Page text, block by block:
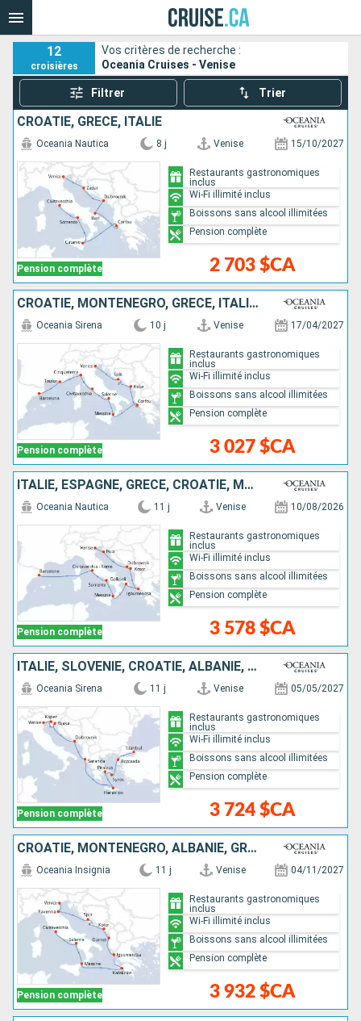
12
croisières
Vos critères de recherche :
Oceania Cruises - Venise
Filtrer Trier
CROATIE, GRÈCE, ITALIE
Pension complète
Oceania Nautica 8 j Venise 15/10/2027
2 703 $CA
Restaurants gastronomiques
inclus
Wi-Fi illimité inclus
Boissons sans alcool illimitées
Pension complète
CROATIE, MONTÉNÉGRO, GRÈCE, ITALIE, FRANCE, ESPAGNE
Pension complète
Oceania Sirena 10 j Venise 17/04/2027
3 027 $CA
Restaurants gastronomiques
inclus
Wi-Fi illimité inclus
Boissons sans alcool illimitées
Pension complète
ITALIE, ESPAGNE, GRÈCE, CROATIE, MONTÉNÉGRO
Pension complète
Oceania Nautica 11 j Venise 10/08/2026
3 578 $CA
Restaurants gastronomiques
inclus
Wi-Fi illimité inclus
Boissons sans alcool illimitées
Pension complète
ITALIE, SLOVÉNIE, CROATIE, ALBANIE, GRÈCE, TURQUIE
Pension complète
Oceania Sirena 11 j Venise 05/05/2027
3 724 $CA
Restaurants gastronomiques
inclus
Wi-Fi illimité inclus
Boissons sans alcool illimitées
Pension complète
CROATIE, MONTÉNÉGRO, ALBANIE, GRÈCE, ITALIE
Pension complète
Oceania Insignia 11 j Venise 04/11/2027
3 932 $CA
Restaurants gastronomiques
inclus
Wi-Fi illimité inclus
Boissons sans alcool illimitées
Pension complète